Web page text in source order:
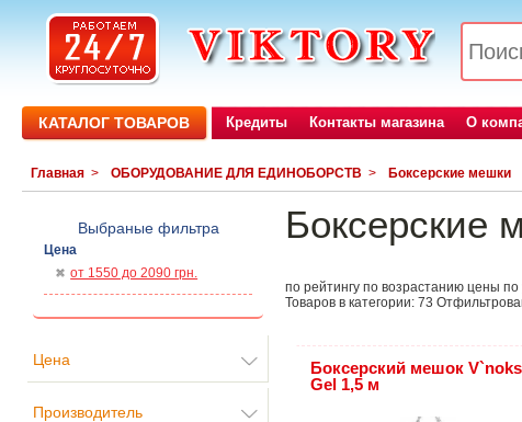
КАТАЛОГ ТОВАРОВ Кредиты Контакты магазина О
Главная > ОБОРУДОВАНИЕ ДЛЯ ЕДИНОБОРСТВ > Боксерские мешки
Выбраные фильтра
Цена
от 1550 до 2090 грн.
Цена
Производитель
Боксерские
по рейтингу по возрастанию цены по
Товаров в категории:73
Боксерский мешок V`noks
Gel 1,5 м